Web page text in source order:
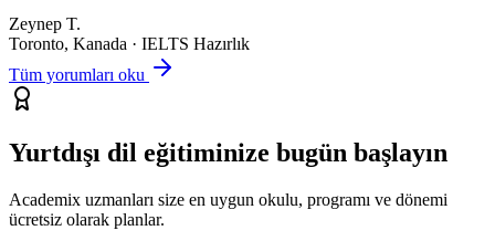
Zeynep T.
Toronto, Kanada · IELTS Hazırlık
Tüm yorumları oku
Yurtdışı dil eğitiminize bugün başlayın
Academix uzmanları size en uygun okulu, programı ve dönemi
ücretsiz olarak planlar.